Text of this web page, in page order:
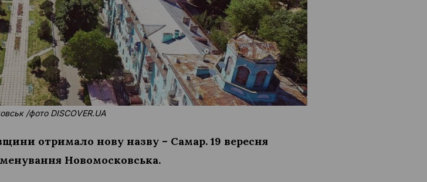
/фото DISCOVER.UA
отримало нову назву – Самар. 19 вересня
Новомосковська.